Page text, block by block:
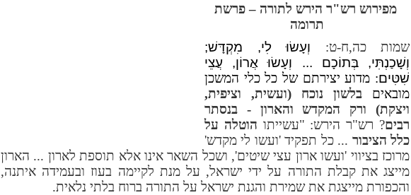
מפירוש רש"ר הירש לתורה – פרשת
תרומה
שמות כה,ח-ט: וְעָשׂוּ לִי, מִקְדָּשׁ;
וְשָׁכַנְתִּי, בְּתוֹכָם ... וְעָשׂוּ אֲרוֹן, עֲצֵי
שִׁטִּים: מדוע יצירתם של כל כלי המשכן
מובאים
בלשון נוכח (ועשית, וציפית,
ויצקת) ורק המקדש והארון - בנסתר
רבים? רש"ר הירש: "עשייתו הוטלה על
כלל הציבור ... כל תפקיד 'ועשו לי מקדש'
מרוכז בציווי 'ועשו ארון עצי שיטים', ושכל השאר אינו אלא תוספת לארון ... הארון
מייצג את קבלת התורה על ידי ישראל, על מנת לקיימה בעוז ובעמידה איתנה,
והכפורת מייצגת את שמירת והגנת ישראל על התורה ברוח בלתי נלאית.